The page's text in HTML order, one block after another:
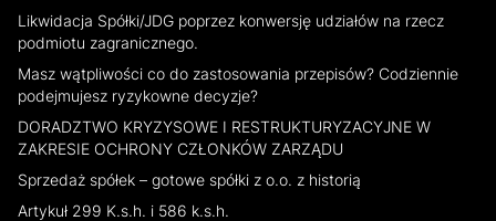
Likwidacja Spółki/JDG poprzez konwersję udziałów na rzecz
podmiotu zagranicznego.
Masz wątpliwości co do zastosowania przepisów? Codziennie
podejmujesz ryzykowne decyzje?
DORADZTWO KRYZYSOWE I RESTRUKTURYZACYJNE W
ZAKRESIE OCHRONY CZŁONKÓW ZARZĄDU
Sprzedaż spółek – gotowe spółki z o.o. z historią
Artykuł 299 K.s.h. i 586 k.s.h.